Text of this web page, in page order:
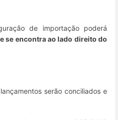
de importação poderá
se encontra ao lado direito do
serão conciliados e